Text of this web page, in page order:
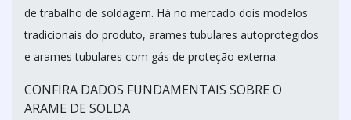
de trabalho de soldagem. Há no mercado dois modelos
tradicionais do produto, arames tubulares autoprotegidos
e arames tubulares com gás de proteção externa.
CONFIRA DADOS FUNDAMENTAIS SOBRE O
ARAME DE SOLDA